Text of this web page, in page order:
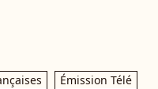
Émission Télé